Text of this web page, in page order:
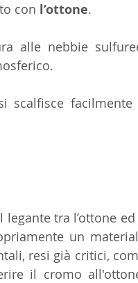
con l’ottone.
alle nebbie
scalfisce facilmente
tra l’ottone ed
un
resi già critici,
il cromo